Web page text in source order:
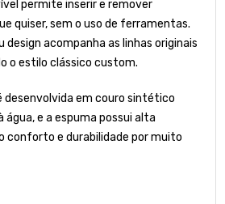
permite inserir e remover
quiser, sem o uso de ferramentas.
design acompanha as linhas originais
o estilo clássico custom.
desenvolvida em couro sintético
e a espuma possui alta
conforto e durabilidade por muito